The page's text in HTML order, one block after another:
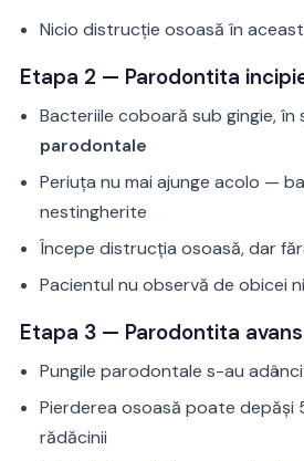
Nicio distrucție osoasă în
Etapa 2 — Parodontita
Bacteriile coboară sub gingie, în
parodontale
Periuța nu mai ajunge acolo —
nestingherite
Începe distrucția osoasă, dar
Pacientul nu observă de obicei
Etapa 3 — Parodontita
Pungile parodontale s-au
Pierderea osoasă poate depăși
rădăcinii